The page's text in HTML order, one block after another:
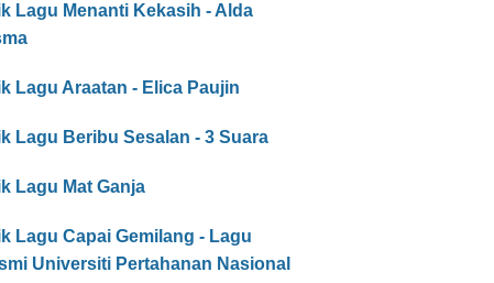
Lagu Menanti Kekasih - Alda
Lagu Araatan - Elica Paujin
Lagu Beribu Sesalan - 3 Suara
Lagu Mat Ganja
Lagu Capai Gemilang - Lagu
Universiti Pertahanan Nasional